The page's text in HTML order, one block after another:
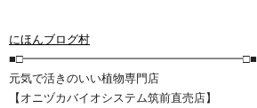
にほんブログ村
■□━━━━━━━━━━━━━━━━━━━□■
元気で活きのいい植物専門店
【オニヅカバイオシステム筑前直売店】